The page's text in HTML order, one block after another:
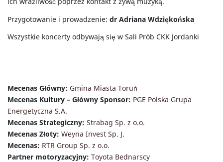
Przygotowanie i prowadzenie: dr Adriana Wdziękońska
Wszystkie koncerty odbywają się w Sali Prób CKK Jordanki
Mecenas Główny: Gmina Miasta Toruń
Mecenas Kultury – Główny Sponsor: PGE Polska Grupa
Energetyczna S.A.
Mecenas Strategiczny: Strabag Sp. z o.o.
Mecenas Złoty: Weyna Invest Sp. J.
Mecenas: RTR Group Sp. z o.o.
Partner motoryzacyjny: Toyota Bednarscy